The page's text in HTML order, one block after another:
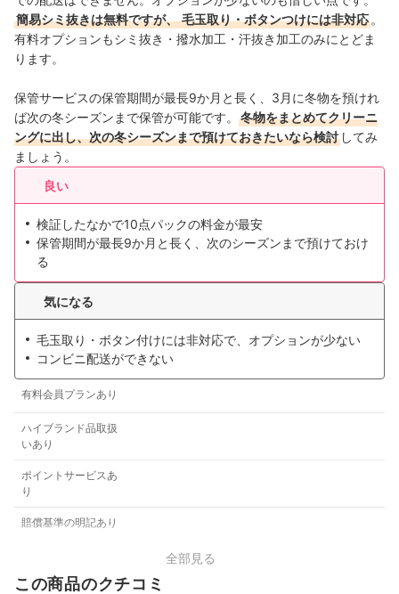
簡易シミ抜きは無料ですが、 毛玉取り・ボタンつけには非対応 。
有料オプションもシミ抜き・撥水加工・汗抜き加工のみにとどま
ります。
保管サービスの保管期間が最長9か月と長く、3月に冬物を預けれ
ば次の冬シーズンまで保管が可能です。
冬物をまとめてクリーニ
ングに出し、次の冬シーズンまで預けておきたいなら検討 してみ
ましょう。
良い
検証したなかで10点パックの料金が最安
保管期間が最長9か月と長く、次のシーズンまで預けておけ
る
気になる
毛玉取り・ボタン付けには非対応で、オプションが少ない
コンビニ配送ができない
有料会員プランあり
ハイブランド品取扱
いあり
ポイントサービスあ
り
賠償基準の明記あり
全部見る
この商品のクチコミ